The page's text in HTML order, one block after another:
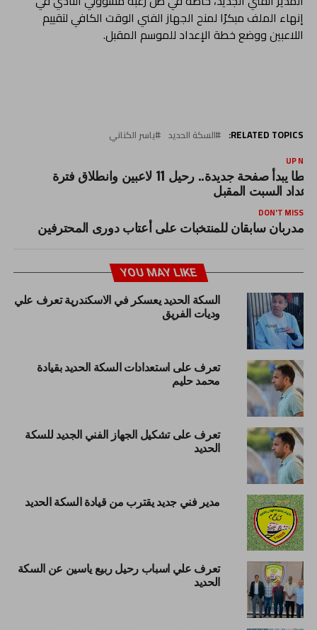
إنهاء الملف مبكرًا لمنح الجهاز الفني الوقت الكافي لتقييم
اللاعبين ووضع خطة الإعداد للموسم المقبل.
RELATED TOPICS: السكة الحديد ياسر الكناني
UP
طنطا يبدأ صفحة جديدة.. رحيل 11 لاعبين وانطلاق فترة
السبت المقبل
DON'T MISS
مدربان سابقان للمنتخبات على أعتاب دورى المحترفين
YOU MAY LIKE
السكة الحديد يعسكر في الاسكندرية تعرف علي
وديات الفريق
تعرف على استعدادات السكة الحديد بقيادة
محمد حليم
تعرف على تشكيل الجهاز الفني الجديد للسكة
الحديد
مدير فني جديد يقترب من قيادة السكة الحديد
تعرف علي اسباب رحيل ربيع ياسين عن السكة
الحديد